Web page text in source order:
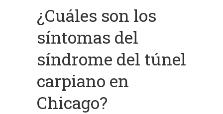
¿Cuáles son los
síntomas del
síndrome del túnel
carpiano en
Chicago?